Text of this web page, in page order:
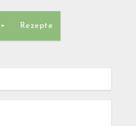
Rezepte